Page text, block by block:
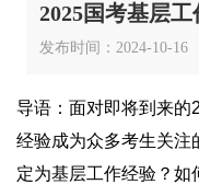
2025国考基层
发布时间：2024-10-16
导语：面对即将到来的
经验成为众多考生关注
定为基层工作经验？如